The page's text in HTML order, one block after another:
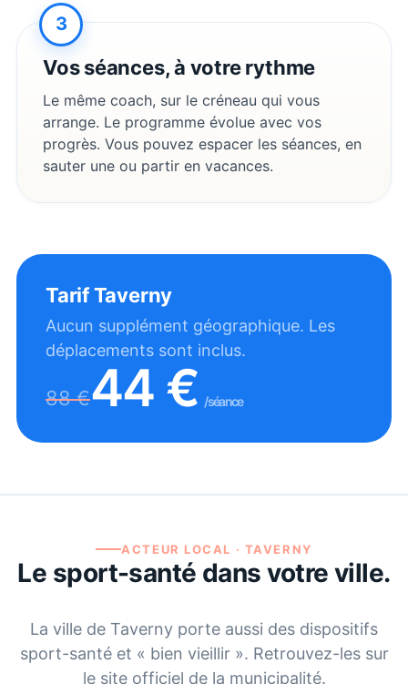
3
Vos séances, à votre rythme
Le même coach, sur le créneau qui vous
arrange. Le programme évolue avec vos
progrès. Vous pouvez espacer les séances, en
sauter une ou partir en vacances.
TarifTaverny
Aucun supplément géographique. Les
déplacements sont inclus.
88€44 € /séance
ACTEUR LOCAL · TAVERNY
Le sport-santé dans votre ville.
La ville de Taverny porte aussi des dispositifs
sport-santé et « bien vieillir ». Retrouvez-les sur
le site officiel de la municipalité.